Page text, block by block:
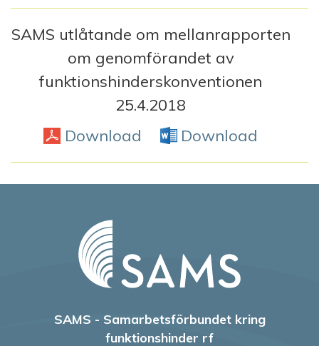
SAMS utlåtande om mellanrapporten
om genomförandet av
funktionshinderskonventionen
25.4.2018
Download PDF Download
SAMS - Samarbetsförbundet kring
funktionshinder rf